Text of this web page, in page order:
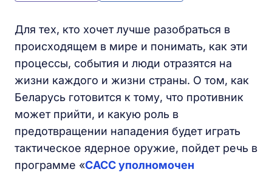
Для тех, кто хочет лучше разобраться в
происходящем в мире и понимать, как эти
процессы, события и люди отразятся на
жизни каждого и жизни страны. О том, как
Беларусь готовится к тому, что противник
может прийти, и какую роль в
предотвращении нападения будет играть
тактическое ядерное оружие, пойдет речь в
программе «САСС уполномочен